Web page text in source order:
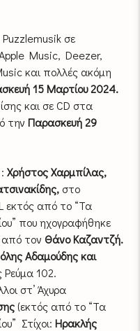
σε
Music, Deezer,
και πολλές ακόμη
15 Μαρτίου 2024.
και σε CD στα
τηνΠαρασκευή 29
:Χρήστος Χαρμπίλας,
στο
εκτός από το “Τα
που ηχογραφήθηκε
από τονΘάνο Καζαντζή.
Αδαμούδης και
Ρεύμα 102.
στ’ Άχυρα
(εκτός από το “Τα
Στίχοι:Ηρακλής